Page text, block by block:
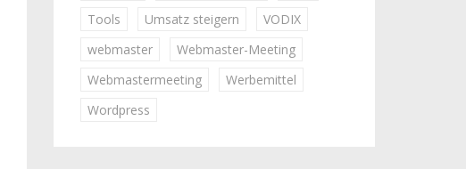
Tools
Umsatz steigern
VODIX
webmaster
Webmaster-Meeting
Webmastermeeting
Werbemittel
Wordpress